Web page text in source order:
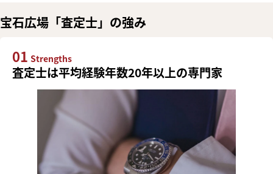
宝石広場「査定士」の強み
01 Strengths
査定士は平均経験年数20年以上の専門家